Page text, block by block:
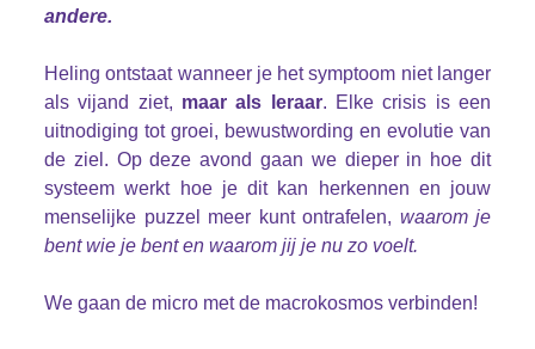
andere.
Heling ontstaat wanneer je het symptoom niet langer
als vijand ziet, maar als leraar. Elke crisis is een
uitnodiging tot groei, bewustwording en evolutie van
de ziel. Op deze avond gaan we dieper in hoe dit
systeem werkt hoe je dit kan herkennen en jouw
menselijke puzzel meer kunt ontrafelen, waarom je
bent wie je bent en waarom jij je nu zo voelt.
We gaan de micro met de macrokosmos verbinden!